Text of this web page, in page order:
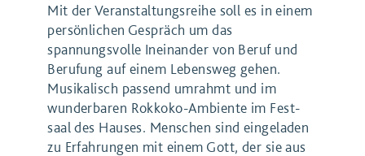
Mit der Veranstaltungsreihe soll es in einem
persönlichen Gespräch um das
spannungsvolle Ineinander von Beruf und
Berufung auf einem Lebensweg gehen.
Musi­ka­lisch passend umrahmt und im
wunderbaren Rok­ko­ko-Ambi­en­te im Fest­
saal des Hauses. Menschen sind eingeladen
zu Erfahrungen mit einem Gott, der sie aus